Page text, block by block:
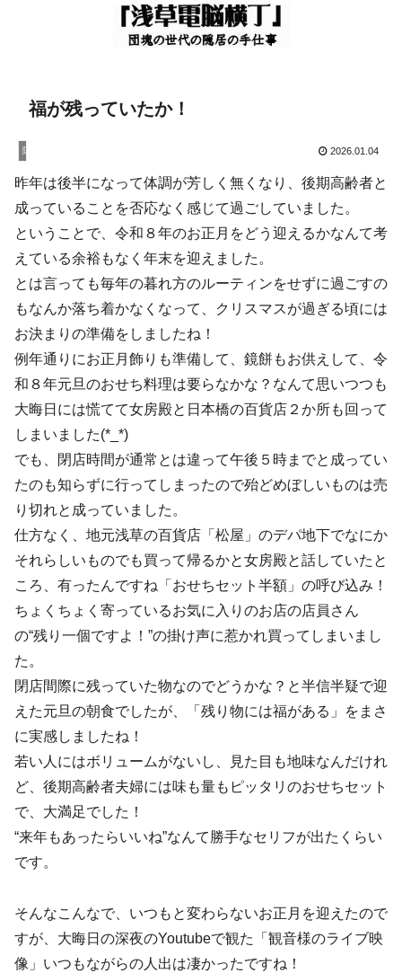
福が残っていたか！
隠居暮し 2026.01.04
昨年は後半になって体調が芳しく無くなり、後期高齢者と
成っていることを否応なく感じて過ごしていました。
ということで、令和８年のお正月をどう迎えるかなんて考
えている余裕もなく年末を迎えました。
とは言っても毎年の暮れ方のルーティンをせずに過ごすの
もなんか落ち着かなくなって、クリスマスが過ぎる頃には
お決まりの準備をしましたね！
例年通りにお正月飾りも準備して、鏡餅もお供えして、令
和８年元旦のおせち料理は要らなかな？なんて思いつつも
大晦日には慌てて女房殿と日本橋の百貨店２か所も回って
しまいました(*_*)
でも、閉店時間が通常とは違って午後５時までと成ってい
たのも知らずに行ってしまったので殆どめぼしいものは売
り切れと成っていました。
仕方なく、地元浅草の百貨店「松屋」のデパ地下でなにか
それらしいものでも買って帰るかと女房殿と話していたと
ころ、有ったんですね「おせちセット半額」の呼び込み！
ちょくちょく寄っているお気に入りのお店の店員さん
の“残り一個ですよ！”の掛け声に惹かれ買ってしまいまし
た。
閉店間際に残っていた物なのでどうかな？と半信半疑で迎
えた元旦の朝食でしたが、「残り物には福がある」をまさ
に実感しましたね！
若い人にはボリュームがないし、見た目も地味なんだけれ
ど、後期高齢者夫婦には味も量もピッタリのおせちセット
で、大満足でした！
“来年もあったらいいね”なんて勝手なセリフが出たくらい
です。
そんなこんなで、いつもと変わらないお正月を迎えたので
すが、大晦日の深夜のYoutubeで観た「観音様のライブ映
像」いつもながらの人出は凄かったですね！